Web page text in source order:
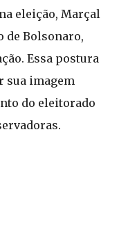
eleição, Marçal
de Bolsonaro,
Essa postura
sua imagem
do eleitorado